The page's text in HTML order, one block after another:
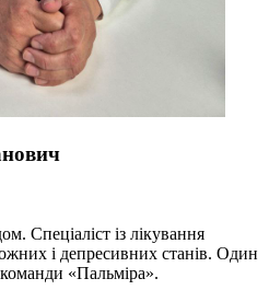
Спеціаліст із лікування
і депресивних станів. Один
команди «Пальміра».